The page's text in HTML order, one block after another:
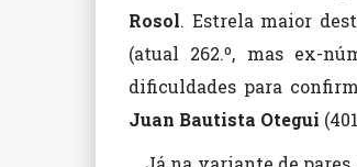
Rosol. Estrela maior
(atual 262.º, mas ex-
dificuldades para
Juan Bautista Otegui